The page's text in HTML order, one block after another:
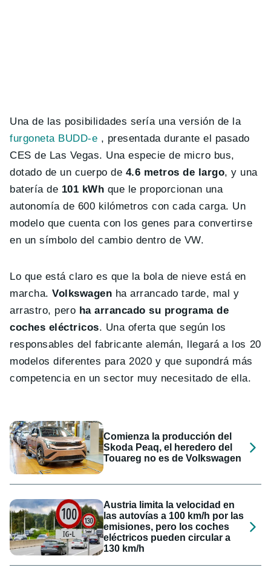
Una de las posibilidades sería una versión de la
furgoneta BUDD-e , presentada durante el pasado
CES de Las Vegas. Una especie de micro bus,
dotado de un cuerpo de 4.6 metros de largo, y una
batería de 101 kWh que le proporcionan una
autonomía de 600 kilómetros con cada carga. Un
modelo que cuenta con los genes para convertirse
en un símbolo del cambio dentro de VW.
Lo que está claro es que la bola de nieve está en
marcha.Volkswagen ha arrancado tarde, mal y
arrastro, pero ha arrancado su programa de
coches eléctricos. Una oferta que según los
responsables del fabricante alemán, llegará a los 20
modelos diferentes para 2020 y que supondrá más
competencia en un sector muy necesitado de ella.
Comienza la producción del
Skoda Peaq, el heredero del
Touareg no es de Volkswagen
Austria limita la velocidad en
las autovías a 100 km/h por las
emisiones, pero los coches
eléctricos pueden circular a
130 km/h